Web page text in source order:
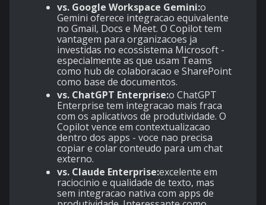
vs. Google Workspace Gemini:o
Gemini oferece integracao equivalente
no Gmail, Docs e Meet. O Copilot tem
vantagem para organizacoes ja
investidas no ecossistema Microsoft -
especialmente as que usam Teams
como hub de colaboracao e SharePoint
como base de documentos.
vs. ChatGPT Enterprise:o ChatGPT
Enterprise tem integracao mais fraca
com os aplicativos de produtividade. O
Copilot vence em contextualizacao
dentro dos apps - voce nao precisa
copiar e colar conteudo para um chat
externo.
vs. Claude Enterprise:excelente em
raciocinio e qualidade de texto, mas
sem integracao nativa com apps de